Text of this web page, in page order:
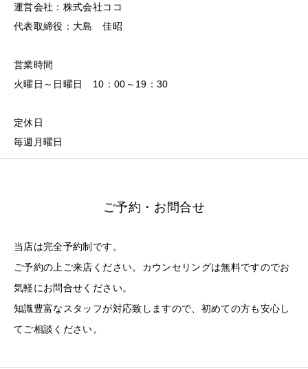
運営会社：株式会社ココ
代表取締役：大島 佳昭
営業時間
火曜日～日曜日 10：00～19：30
定休日
毎週月曜日
ご予約・お問合せ
当店は完全予約制です。
ご予約の上ご来店ください。カウンセリングは無料ですのでお
気軽にお問合せください。
知識豊富なスタッフが対応致しますので、初めての方も安心し
てご相談ください。